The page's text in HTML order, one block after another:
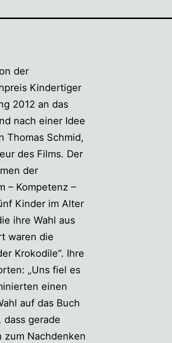
der
Kindertiger
2012 an das
nach einer Idee
Thomas Schmid,
des Films. Der
der
– Kompetenz –
Kinder im Alter
ihre Wahl aus
waren die
Krokodile“. Ihre
„Uns fiel es
einen
auf das Buch
dass gerade
zum Nachdenken